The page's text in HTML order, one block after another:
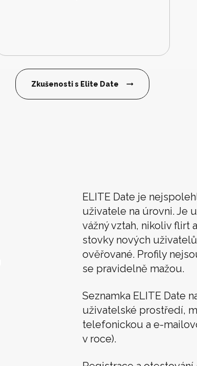
Zkušenosti s Elite Date
ELITE Date je
uživatele na úrovni. Je
vážný vztah, nikoliv flirt
stovky nových
ověřované. Profily
se pravidelně mažou.
Seznamka ELITE Date
uživatelské prostředí,
telefonickou a e-
v roce).